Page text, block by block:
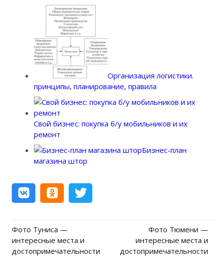
Организация логистики.
принципы, планирование, правила
Свой бизнес: покупка б/у мобильников и их
ремонт
Бизнес-план
магазина штор
Post navigation
Фото Туниса —
интересные места и
достопримечательности
Фото Тюмени —
интересные места и
достопримечательности